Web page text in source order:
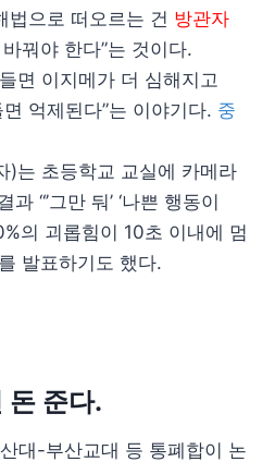
법으로 떠오르는 건 방관자
꿔야 한다”는 것이다.
들면 이지메가 더 심해지고
면 억제된다”는 이야기다. 중
)는 초등학교 교실에 카메라
“’그만 둬’ ‘나쁜 행동이
의 괴롭힘이 10초 이내에 멈
발표하기도 했다.
돈 준다.
대-부산교대 등 통폐합이 논